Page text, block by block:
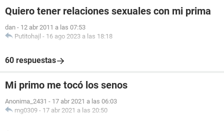
Quiero tener relaciones sexuales con mi prima
dan - 12 abr 2011 a las 07:53
Putitohajl - 16 ago 2023 a las 18:18
60 respuestas
Mi primo me tocó los senos
Anonima_2431 - 17 abr 2021 a las 06:03
mg0309 - 17 abr 2021 a las 20:50